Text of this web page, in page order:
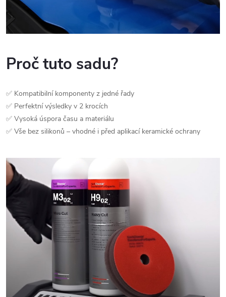
Proč tuto sadu?
✅ Kompatibilní komponenty z jedné řady
✅ Perfektní výsledky v 2 krocích
✅ Vysoká úspora času a materiálu
✅ Vše bez silikonů – vhodné i před aplikací keramické ochrany